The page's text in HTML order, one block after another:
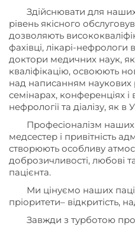
Здійснювати для
рівень якісного
дозволяють
фахівці, лікарі-нефрологи
доктори медичних наук,
кваліфікацію, освоюють
над написанням наукових
семінарах, конференціях
нефрології та діалізу, як в
Професіоналізм наших
медсестер і привітність
створюють особливу
доброзичливості, любові
пацієнта.
Ми цінуємо наших
пріоритети– відкритість,
Завжди з турботою